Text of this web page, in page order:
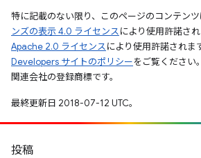
特に記載のない限り、このページのコンテンツ
ンズの表示 4.0 ライセンスにより使用許諾さ
Apache 2.0 ライセンスにより使用許諾されま
Developers サイトのポリシーをご覧くださ
関連会社の登録商標です。
最終更新日 2018-07-12 UTC。
投稿